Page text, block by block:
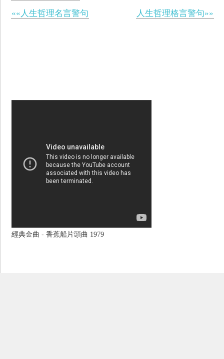
««人生哲理名言警句
人生哲理格言警句»»
經典金曲 - 香蕉船片頭曲 1979